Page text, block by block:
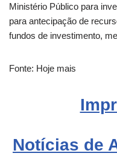
Ministério Público para
para antecipação de
fundos de investimento,
Fonte: Hoje mais
Notícias de